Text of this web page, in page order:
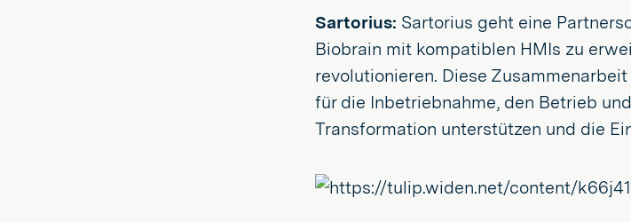
Sartorius: Sartorius geht eine
Biobrain mit kompatiblen HMIs zu
revolutionieren. Diese
für die Inbetriebnahme, den Betrieb
Transformation unterstützen und die